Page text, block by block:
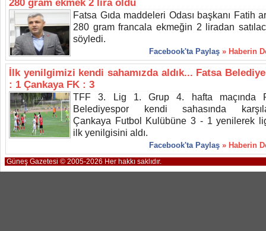
280 gram ekmek 2 lira oldu
Fatsa Gıda maddeleri Odası başkanı Fatih
280 gram francala ekmeğin 2 liradan
söyledi.
Facebook'ta Paylaş » Haberin
İlk yenilgimizi kendi sahamızda aldık... Fatsa
: 1 Çankaya FK : 3
TFF 3. Lig 1. Grup 4. hafta maçında
Belediyespor kendi sahasında
Çankaya Futbol Kulübüne 3 - 1 yenilerek
ilk yenilgisini aldı.
Facebook'ta Paylaş » Haberin
Güneş Gazetesi © 2005-2026 Her hakkı saklıdır.